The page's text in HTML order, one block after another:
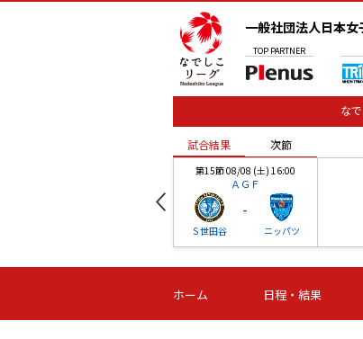
一般社団法人日本
TOP PARTNER
な
試合結果 次節
第15節 08/08 (土) 16:00
ＡＧＦ
Ｓ世田谷
-
ニッパツ
-
第16節 09/05 (土) 15:00
ニッパツ
-
第
試合結果 次節
ホーム 日程・結果